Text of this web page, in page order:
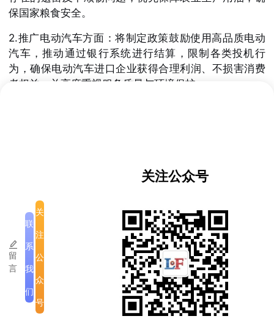
保国家粮食安全。
2.推广电动汽车方面 ：将制定政策鼓励使用高品质电动
汽车，推动通过银行系统进行结算，限制各类投机行
为，确保电动汽车进口企业获得合理利润、不损害消费
者权益，并高度重视服务质量与环境保护。
侈品和酒类商品的打击与管控力度。
5.节约与反奢靡方面
施，杜绝铺张浪费。
会议最后，主持本次会议的领导强调，两部门必须提高
责任意识，保持密切、常态且持续的协作，确保上述问
题不对社会和民众造成严重冲击。
留
言
联
系
我
们
关
注
公
众
号
关注公众号